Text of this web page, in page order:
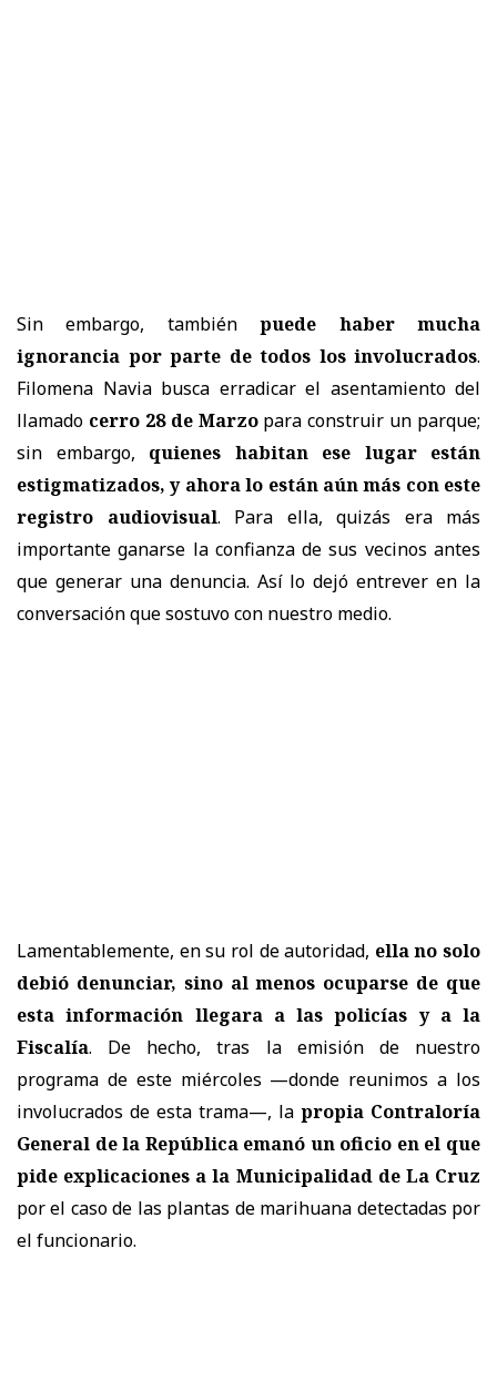
Sin embargo, tambiénpuede haber mucha
ignorancia por parte de todos los involucrados.
Filomena Navia busca erradicar el asentamiento del
llamado cerro 28 de Marzopara construir un parque;
sin embargo, quienes habitan ese lugar están
estigmatizados, y ahora lo están aún más con este
registro audiovisual. Para ella, quizás era más
importante ganarse la confianza de sus vecinos antes
que generar una denuncia. Así lo dejó entrever en la
conversación que sostuvo con nuestro medio.
Lamentablemente, en su rol de autoridad, ella no solo
debió denunciar, sino al menos ocuparse de que
esta información llegara a las policías y a la
Fiscalía. De hecho, tras la emisión de nuestro
programa de este miércoles —donde reunimos a los
involucrados de esta trama—, la propia Contraloría
General de la República emanó un oficio en el que
pide explicaciones a la Municipalidad de La Cruz
por el caso de las plantas de marihuana detectadas por
el funcionario.